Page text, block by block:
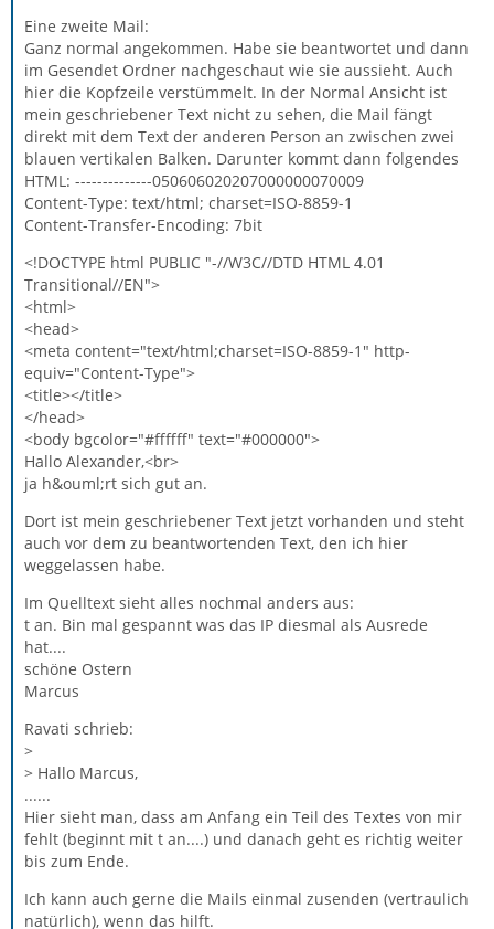
Eine zweite Mail:
Ganz normal angekommen. Habe sie beantwortet und dann
im Gesendet Ordner nachgeschaut wie sie aussieht. Auch
hier die Kopfzeile verstümmelt. In der Normal Ansicht ist
mein geschriebener Text nicht zu sehen, die Mail fängt
direkt mit dem Text der anderen Person an zwischen zwei
blauen vertikalen Balken. Darunter kommt dann folgendes
HTML: --------------050606020207000000070009
Content-Type: text/html; charset=ISO-8859-1
Content-Transfer-Encoding: 7bit
<!DOCTYPE html PUBLIC "-//W3C//DTD HTML 4.01
Transitional//EN">
<html>
<head>
<meta content="text/html;charset=ISO-8859-1" http-
equiv="Content-Type">
<title></title>
</head>
<body bgcolor="#ffffff" text="#000000">
Hallo Alexander,<br>
ja h&ouml;rt sich gut an.
Dort ist mein geschriebener Text jetzt vorhanden und steht
auch vor dem zu beantwortenden Text, den ich hier
weggelassen habe.
Im Quelltext sieht alles nochmal anders aus:
t an. Bin mal gespannt was das IP diesmal als Ausrede
hat....
schöne Ostern
Marcus
Ravati schrieb:
>
> Hallo Marcus,
......
Hier sieht man, dass am Anfang ein Teil des Textes von mir
fehlt (beginnt mit t an....) und danach geht es richtig weiter
bis zum Ende.
Ich kann auch gerne die Mails einmal zusenden (vertraulich
natürlich), wenn das hilft.